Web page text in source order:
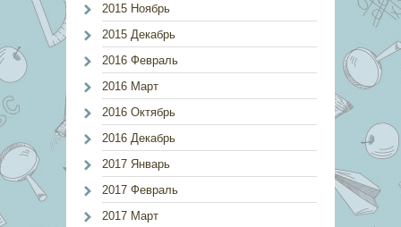
2015 Ноябрь
2015 Декабрь
2016 Февраль
2016 Март
2016 Октябрь
2016 Декабрь
2017 Январь
2017 Февраль
2017 Март